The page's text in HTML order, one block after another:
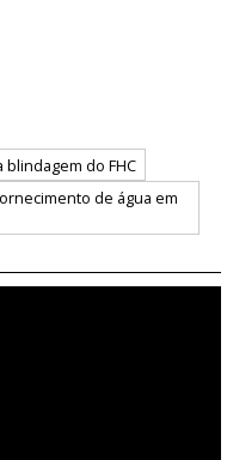
do FHC
de água em